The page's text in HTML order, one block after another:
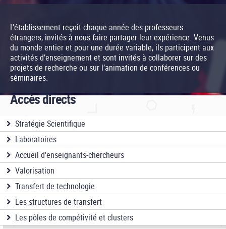
L'établissement reçoit chaque année des professeurs
étrangers, invités à nous faire partager leur expérience. Venus
du monde entier et pour une durée variable, ils participent aux
activités d’enseignement et sont invités à collaborer sur des
projets de recherche ou sur l’animation de conférences ou
séminaires.
Accès directs
Stratégie Scientifique
Laboratoires
Accueil d'enseignants-chercheurs
Valorisation
Transfert de technologie
Les structures de transfert
Les pôles de compétivité et clusters